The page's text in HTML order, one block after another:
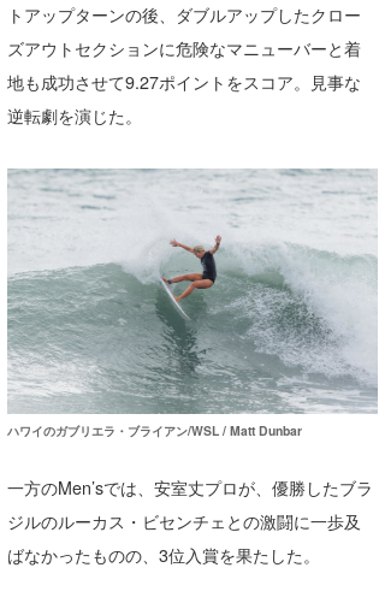
トアップターンの後、ダブルアップしたクロー
ズアウトセクションに危険なマニューバーと着
地も成功させて9.27ポイントをスコア。見事な
逆転劇を演じた。
ハワイのガブリエラ・ブライアン/WSL / Matt Dunbar
一方のMen’sでは、安室丈プロが、優勝したブラ
ジルのルーカス・ビセンチェとの激闘に一歩及
ばなかったものの、3位入賞を果たした。
KY
MIN
mitz
OYZ
Soulman
VAGY
waka☆=
YUKI☆
ハンマー
まっきー